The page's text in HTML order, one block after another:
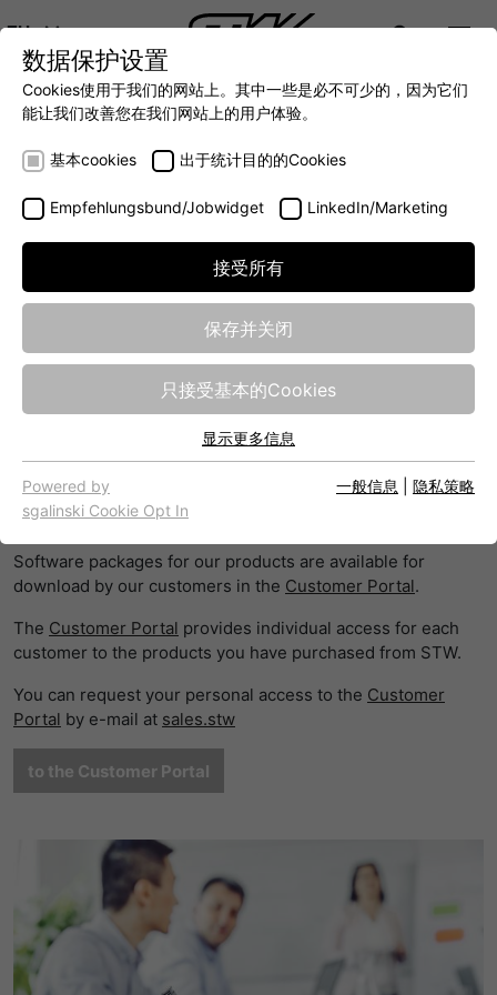
ZH
DEUTSCH (DE)
中文 (ZH)
DIGITALIZATION- 全面连接移动机械世界
AUTOMATION - 全力提升移动机械效率
INTEGRATION -
CUSTOMER AREA
Customer Portal
Software packages for our products are available for
download by our customers in the Customer Portal.
The Customer Portal provides individual access for each
customer to the products you have purchased from STW.
You can request your personal access to the Customer
Portal by e-mail at sales.stw
to the Customer Portal
数据保护设置
Cookies使用于我们的网站上。其中一些是必不可少的，因为它们
能让我们改善您在我们网站上的用户体验。
基本cookies 出于统计目的的Cookies
Empfehlungsbund/Jobwidget LinkedIn/Marketing
接受所有
保存并关闭
只接受基本的Cookies
网站的基本功能需要基本cookies，以确保网站正常运行。
名字 cookie_optin
提供者 TYPO3
寿命 一年
该cookie的设置是存储您的cookie提示设置
出于统计目的的Cookies
一些信息，说明我们网站的哪些区域受欢迎，哪些区域没有那
么频繁地受访问。基于从中获取的知识，我们可以进一步优化
我们的网站。当然，记录信息是匿名处理的。
名字 _ga
提供者 谷歌
注册一个唯一的ID，用于生成访问者如何使
用网站的统计数据。
显示cookie信息
Empfehlungsbund/Jobwidget
Empfehlungsbundes direkt auf unserer Website
anzuzeigen. Ohne diese Einbindung können die
Jobangebote nicht dargestellt werden.
名字 _bms_session
Empfehlungsbund
显示cookie信息
显示更多信息
Powered by
sgalinski Cookie Opt In
一般信息 隐私策略